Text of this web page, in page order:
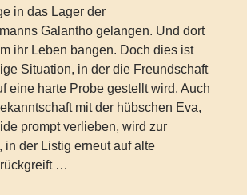
in das Lager der
Galantho gelangen. Und dort
ihr Leben bangen. Doch dies ist
Situation, in der die Freundschaft
eine harte Probe gestellt wird. Auch
mit der hübschen Eva,
prompt verlieben, wird zur
in der Listig erneut auf alte
…